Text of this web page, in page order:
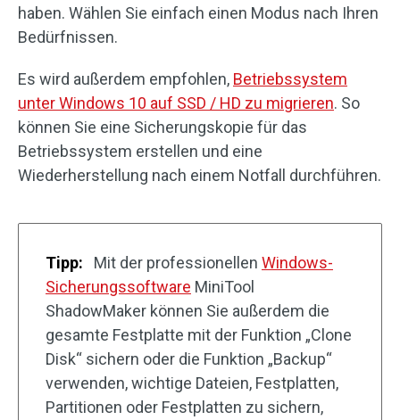
haben. Wählen Sie einfach einen Modus nach Ihren
Bedürfnissen.
Es wird außerdem empfohlen, Betriebssystem
unter Windows 10 auf SSD / HD zu migrieren. So
können Sie eine Sicherungskopie für das
Betriebssystem erstellen und eine
Wiederherstellung nach einem Notfall durchführen.
Tipp: Mit der professionellen Windows-
Sicherungssoftware MiniTool
ShadowMaker können Sie außerdem die
gesamte Festplatte mit der Funktion „Clone
Disk“ sichern oder die Funktion „Backup“
verwenden, wichtige Dateien, Festplatten,
Partitionen oder Festplatten zu sichern,